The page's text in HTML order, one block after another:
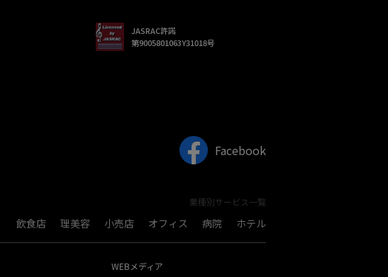
JASRAC許諾
第9005801063Y31018号
Facebook
業種別サービス一覧
飲食店 理美容 小売店 オフィス 病院 ホテル
WEBメディア